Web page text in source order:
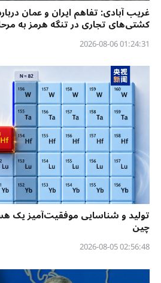
غریب آبادی: تفاهم ایران و عمان
کشتی‌های تجاری در تنگه هرمز به
01:24:31 2026-08-06
تولید و شناسایی موفقیت‌آمیز یک
چین
02:56:48 2026-08-05